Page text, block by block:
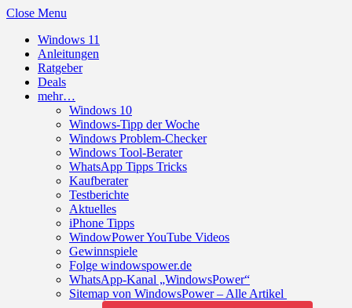
Close Menu
Windows 11
Anleitungen
Ratgeber
Deals
mehr…
Windows 10
Windows-Tipp der Woche
Windows Problem-Checker
Windows Tool-Berater
WhatsApp Tipps Tricks
Kaufberater
Testberichte
Aktuelles
iPhone Tipps
WindowPower YouTube Videos
Gewinnspiele
Folge windowspower.de
WhatsApp-Kanal „WindowsPower“
Sitemap von WindowsPower – Alle Artikel